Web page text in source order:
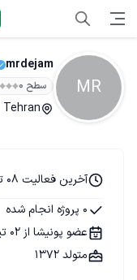
MR
mrdejam
سطح ۰
Tehran
آخرین فعالیت 08 تیر 1396
0 پروژه انجام شده
عضو پونیشا از 02 تیر 1396
متولد 1372